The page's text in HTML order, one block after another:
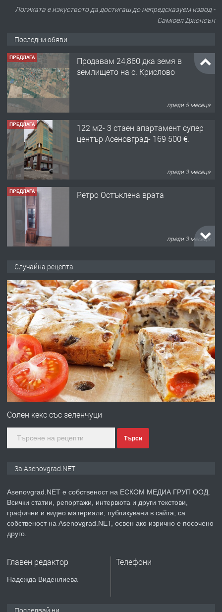
Логиката е изкуството да достигаш до непредсказуем извод -
Самюел Джонсън
Последни обяви
ПРЕДЛАГА
Продавам 24,860 дка земя в
землището на с. Крислово
преди 5 месеца
ПРЕДЛАГА
122 м2- 3 стаен апартамент супер
център Асеновград- 169 500 €.
преди 3 месеца
ПРЕДЛАГА Ретро Остъклена врата
преди 3 месеца
преди 10 месеца
ПРЕДЛАГА
Професионална броячна машина -
със сертификат от ЕЦБ
преди 1 година
ПРЕДЛАГА
Професионална зеленчукорезачка
преди 2 години
ПРЕДЛАГА
Давам индивидуалани уроци по
ремонт на покриви
Случайна рецепта
Солен кекс със зеленчуци
Търси
За Asenovgrad.NET
Asenovgrad.NET е собственост на ЕСКОМ МЕДИА ГРУП ООД.
Всички статии, репортажи, интервюта и други текстови,
графични и видео материали, публикувани в сайта, са
собственост на Asenovgrad.NET, освен ако изрично е посочено
друго.
Главен редактор
Надежда Виденлиева
Телефони